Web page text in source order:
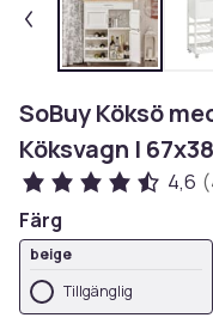
SoBuy Köksö
Köksvagn |
4,6
Färg
beige
Tillgänglig